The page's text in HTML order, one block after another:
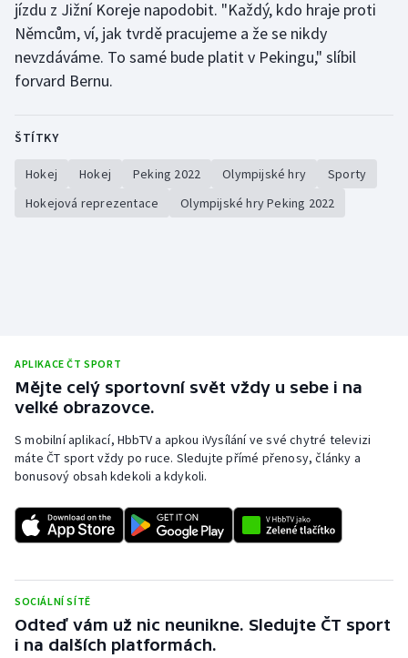
jízdu z Jižní Koreje napodobit. "Každý, kdo hraje proti
Němcům, ví, jak tvrdě pracujeme a že se nikdy
nevzdáváme. To samé bude platit v Pekingu," slíbil
forvard Bernu.
ŠTÍTKY
Hokej Hokej Peking 2022 Olympijské hry
Sporty
Hokejová reprezentace
Olympijské hry Peking 2022
APLIKACE ČT SPORT
Mějte celý sportovní svět vždy u sebe i na
velké obrazovce.
S mobilní aplikací, HbbTV a apkou iVysílání ve své chytré televizi
máte ČT sport vždy po ruce. Sledujte přímé přenosy, články a
bonusový obsah kdekoli a kdykoli.
SOCIÁLNÍ SÍTĚ
Odteď vám už nic neunikne. Sledujte ČT sport
i na dalších platformách.